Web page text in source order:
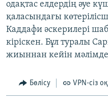
Search
ӘЛЕМ
АРНАЙЫ ЖОБАЛАР
Русский
ЖАЗЫЛЫҢЫЗ
одақтас елдердің әуе
қаласындағы
Каддафи әскерилері
кіріскен. Бұл туралы
жиыннан кейін
Бөлісу VPN-сіз